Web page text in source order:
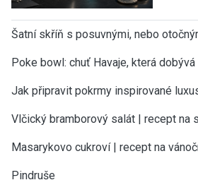
Šatní skříň s posuvnými, nebo
Poke bowl: chuť Havaje, která dobývá
Jak připravit pokrmy inspirované
Vlčický bramborový salát | recept na
Masarykovo cukroví | recept na
Pindruše